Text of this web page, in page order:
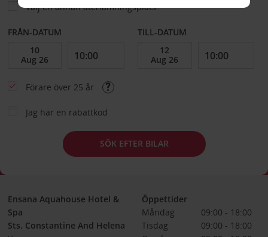
Välj en annan återlämningsplats
FRÅN-DATUM TILL-DATUM
Förare över 25 år
Jag har en rabattkod
SÖK EFTER BILAR
Ensana Aquahouse Hotel &
Spa
Sts. Constantine And Helena
Öppettider
Måndag
09:00 - 18:00
Tisdag
09:00 - 18:00